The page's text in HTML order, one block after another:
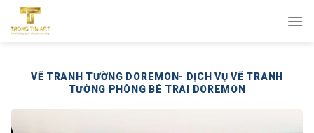
qua
VẼ TRANH TƯỜNG DOREMON- DỊCH VỤ VẼ TRANH
TƯỜNG PHÒNG BÉ TRAI DOREMON